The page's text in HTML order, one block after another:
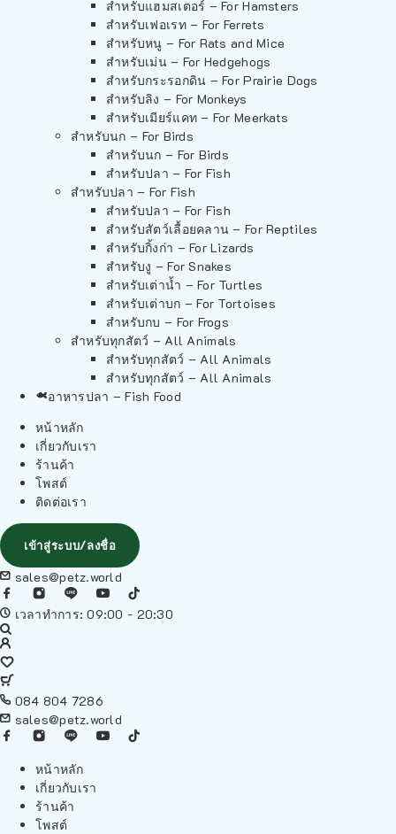
สำหรับแฮมสเตอร์ – For Hamsters
สำหรับเฟอเรท – For Ferrets
สำหรับหนู – For Rats and Mice
สำหรับเม่น – For Hedgehogs
สำหรับกระรอกดิน – For Prairie Dogs
สำหรับลิง – For Monkeys
สำหรับเมียร์แคท – For Meerkats
สำหรับนก – For Birds
สำหรับนก – For Birds
สำหรับปลา – For Fish
สำหรับปลา – For Fish
สำหรับปลา – For Fish
สำหรับสัตว์เลื้อยคลาน – For Reptiles
สำหรับกิ้งก่า – For Lizards
สำหรับงู – For Snakes
สำหรับเต่าน้ำ – For Turtles
สำหรับเต่าบก – For Tortoises
สำหรับกบ – For Frogs
สำหรับทุกสัตว์ – All Animals
สำหรับทุกสัตว์ – All Animals
สำหรับทุกสัตว์ – All Animals
อาหารปลา – Fish Food
หน้าหลัก
เกี่ยวกับเรา
ร้านค้า
โพสต์
ติดต่อเรา
เข้าสู่ระบบ/ลงชื่อ
sales@petz.world
เวลาทำการ: 09:00 - 20:30
084 804 7286
sales@petz.world
หน้าหลัก
เกี่ยวกับเรา
ร้านค้า
โพสต์